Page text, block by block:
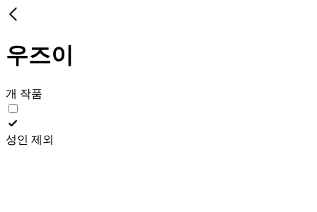
우즈이
개 작품
성인 제외